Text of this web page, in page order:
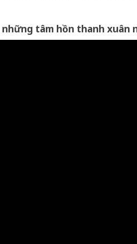
những tâm hồn thanh xuân